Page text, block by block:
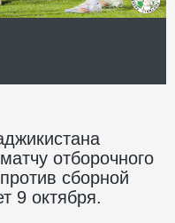
отборочного
сборной
9 октября.